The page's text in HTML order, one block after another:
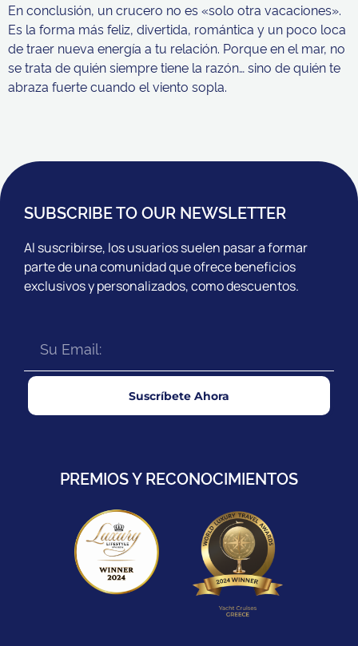
En conclusión, un crucero no es «solo otra vacaciones».
Es la forma más feliz, divertida, romántica y un poco loca
de traer nueva energía a tu relación. Porque en el mar, no
se trata de quién siempre tiene la razón… sino de quién te
abraza fuerte cuando el viento sopla.
SUBSCRIBE TO OUR NEWSLETTER
Al suscribirse, los usuarios suelen pasar a formar
parte de una comunidad que ofrece beneficios
exclusivos y personalizados, como descuentos.
Suscríbete Ahora
PREMIOS Y RECONOCIMIENTOS